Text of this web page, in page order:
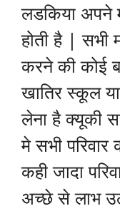
लडकिया अपने
होती है | सभी
करने की कोई
खातिर स्कूल
लेना है क्यूकी
मे सभी
कही जादा
अच्छे से लाभ